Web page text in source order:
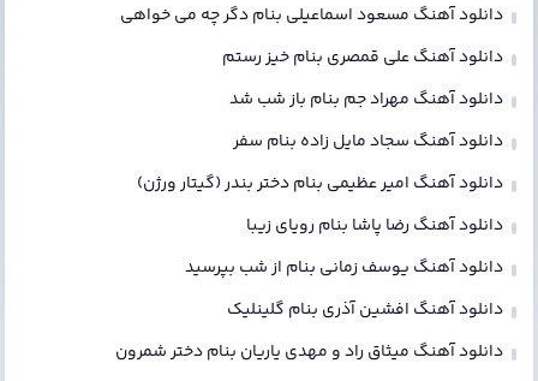
دانلود آهنگ مسعود اسماعیلی بنام دگر چه می خواهی
دانلود آهنگ علی قمصری بنام خیز رستم
دانلود آهنگ مهراد جم بنام باز شب شد
دانلود آهنگ سجاد مایل زاده بنام سفر
دانلود آهنگ امیر عظیمی بنام دختر بندر (گیتار ورژن)
دانلود آهنگ رضا پاشا بنام رویای زیبا
دانلود آهنگ یوسف زمانی بنام از شب بپرسید
دانلود آهنگ افشین آذری بنام گلینلیک
دانلود آهنگ میثاق راد و مهدی یاریان بنام دختر شمرون